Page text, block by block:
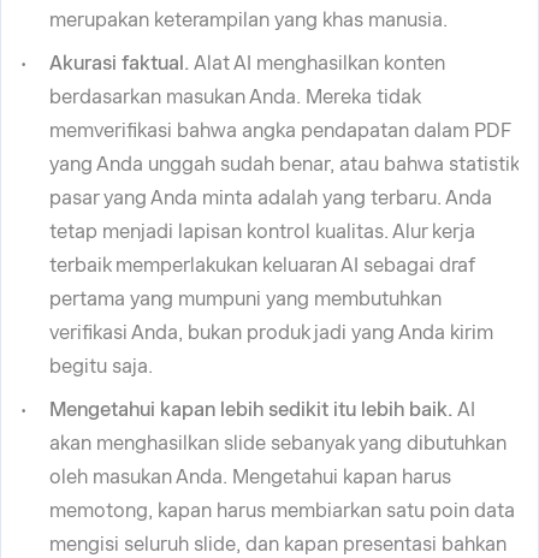
merupakan keterampilan yang khas manusia.
Akurasi faktual. Alat AI menghasilkan konten
berdasarkan masukan Anda. Mereka tidak
memverifikasi bahwa angka pendapatan dalam PDF
yang Anda unggah sudah benar, atau bahwa statistik
pasar yang Anda minta adalah yang terbaru. Anda
tetap menjadi lapisan kontrol kualitas. Alur kerja
terbaik memperlakukan keluaran AI sebagai draf
pertama yang mumpuni yang membutuhkan
verifikasi Anda, bukan produk jadi yang Anda kirim
begitu saja.
Mengetahui kapan lebih sedikit itu lebih baik. AI
akan menghasilkan slide sebanyak yang dibutuhkan
oleh masukan Anda. Mengetahui kapan harus
memotong, kapan harus membiarkan satu poin data
mengisi seluruh slide, dan kapan presentasi bahkan